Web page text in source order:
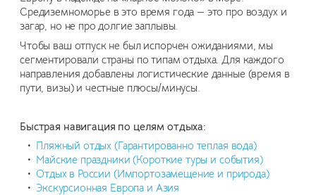
Средиземноморье в это время года — это про воздух и
загар, но не про долгие заплывы.
Чтобы ваш отпуск не был испорчен ожиданиями, мы
сегментировали страны по типам отдыха. Для каждого
направления добавлены логистические данные (время в
пути, визы) и честные плюсы/минусы.
Быстрая навигация по целям отдыха:
Пляжный отдых (Гарантированно теплая вода)
Майские праздники (Короткие туры и события)
Отдых в России (Импортозамещение и природа)
Экскурсионная Европа и Азия